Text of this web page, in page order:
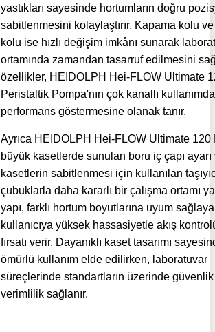
yastıkları sayesinde hortumların doğru
sabitlenmesini kolaylaştırır. Kapama kolu
kolu ise hızlı değişim imkânı sunarak
ortamında zamandan tasarruf edilmesini
özellikler, HEIDOLPH Hei-FLOW Ultimate
Peristaltik Pompa'nın çok kanallı
performans göstermesine olanak tanır.
Ayrıca HEIDOLPH Hei-FLOW Ultimate 120
büyük kasetlerde sunulan boru iç çapı ayarı
kasetlerin sabitlenmesi için kullanılan
çubuklarla daha kararlı bir çalışma ortamı
yapı, farklı hortum boyutlarına uyum
kullanıcıya yüksek hassasiyetle akış
fırsatı verir. Dayanıklı kaset tasarımı
ömürlü kullanım elde edilirken, laboratuvar
süreçlerinde standartların üzerinde
verimlilik sağlanır.